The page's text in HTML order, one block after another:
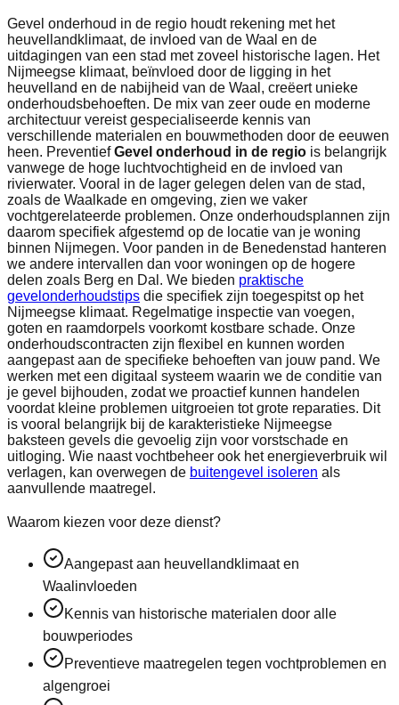
Gevel onderhoud in de regio houdt rekening met het
heuvellandklimaat, de invloed van de Waal en de
uitdagingen van een stad met zoveel historische lagen. Het
Nijmeegse klimaat, beïnvloed door de ligging in het
heuvelland en de nabijheid van de Waal, creëert unieke
onderhoudsbehoeften. De mix van zeer oude en moderne
architectuur vereist gespecialiseerde kennis van
verschillende materialen en bouwmethoden door de eeuwen
heen. PreventiefGevel onderhoud in de regio is belangrijk
vanwege de hoge luchtvochtigheid en de invloed van
rivierwater. Vooral in de lager gelegen delen van de stad,
zoals de Waalkade en omgeving, zien we vaker
vochtgerelateerde problemen. Onze onderhoudsplannen zijn
daarom specifiek afgestemd op de locatie van je woning
binnen Nijmegen. Voor panden in de Benedenstad hanteren
we andere intervallen dan voor woningen op de hogere
delen zoals Berg en Dal. We bieden praktische
gevelonderhoudstips die specifiek zijn toegespitst op het
Nijmeegse klimaat. Regelmatige inspectie van voegen,
goten en raamdorpels voorkomt kostbare schade. Onze
onderhoudscontracten zijn flexibel en kunnen worden
aangepast aan de specifieke behoeften van jouw pand. We
werken met een digitaal systeem waarin we de conditie van
je gevel bijhouden, zodat we proactief kunnen handelen
voordat kleine problemen uitgroeien tot grote reparaties. Dit
is vooral belangrijk bij de karakteristieke Nijmeegse
baksteen gevels die gevoelig zijn voor vorstschade en
uitloging. Wie naast vochtbeheer ook het energieverbruik wil
verlagen, kan overwegen de buitengevel isoleren als
aanvullende maatregel.
Waarom kiezen voor deze dienst?
Aangepast aan heuvellandklimaat en
Waalinvloeden
Kennis van historische materialen door alle
bouwperiodes
Preventieve maatregelen tegen vochtproblemen en
algengroei